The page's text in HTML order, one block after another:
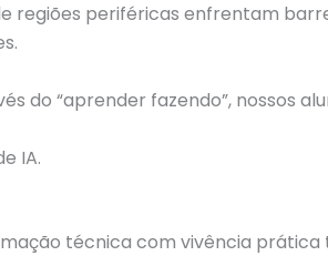
regiões periféricas enfrentam
do “aprender fazendo”, nossos
IA.
técnica com vivência prática